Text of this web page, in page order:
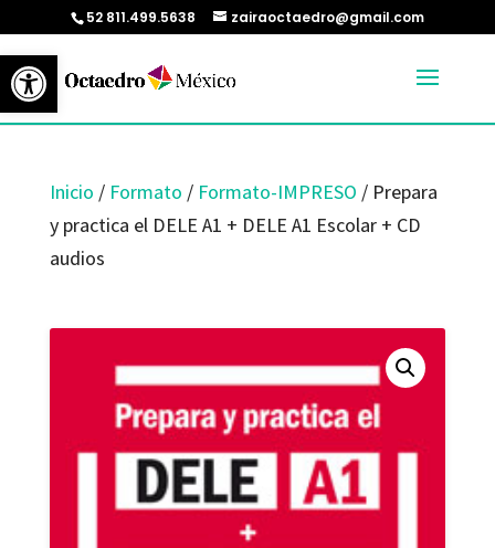
Abrir barra de herramientas
52 811.499.5638 zairaoctaedro@gmail.com
Inicio / Formato / Formato-IMPRESO / Prepara
y practica el DELE A1 + DELE A1 Escolar + CD
audios